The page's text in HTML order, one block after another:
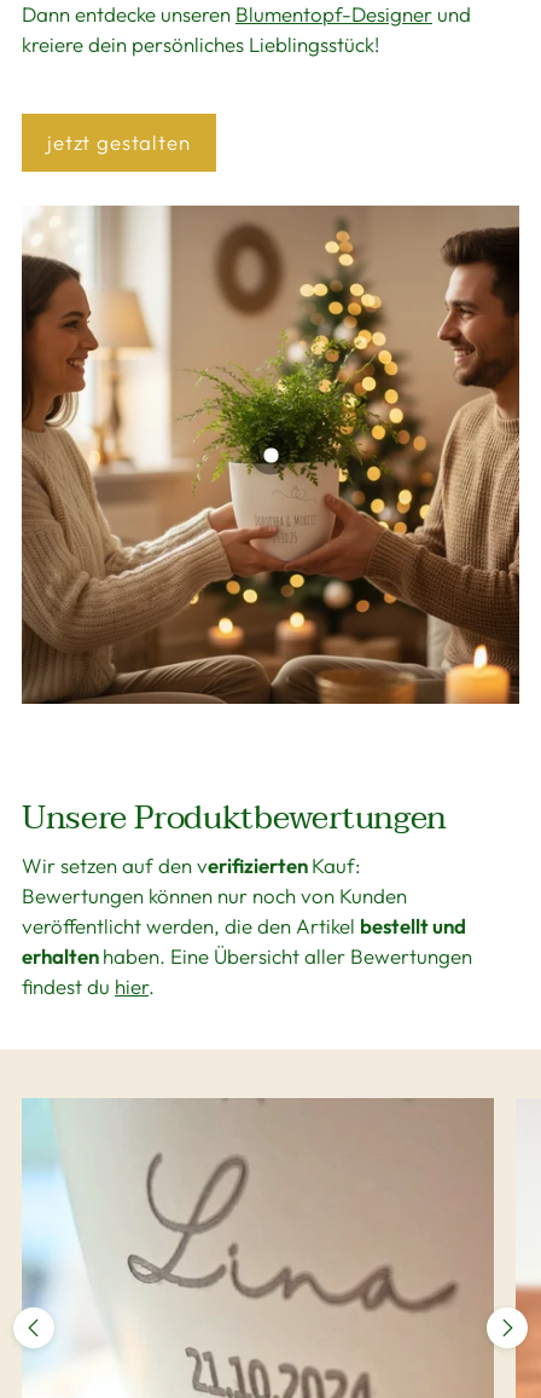
Dann entdecke unseren Blumentopf-Designer und
kreiere dein persönliches Lieblingsstück!
jetzt gestalten
Unsere Produktbewertungen
Wir setzen auf den verifiziertenKauf:
Bewertungen können nur noch von Kunden
veröffentlicht werden, die den Artikel bestellt und
erhaltenhaben. Eine Übersicht aller Bewertungen
findest du hier.